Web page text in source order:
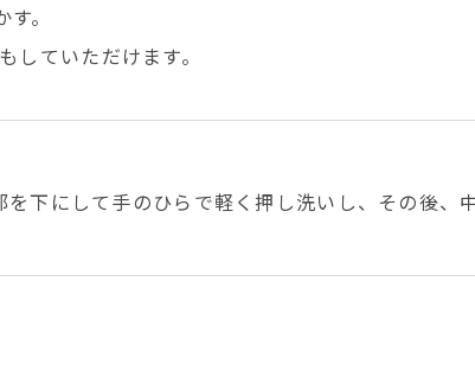
。
ていただけます。
下にして手のひらで軽く押し洗いし、その後、